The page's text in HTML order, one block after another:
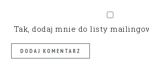
Tak, dodaj mnie do listy